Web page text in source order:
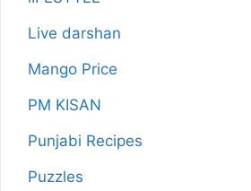
Live darshan
Mango Price
PM KISAN
Punjabi Recipes
Puzzles